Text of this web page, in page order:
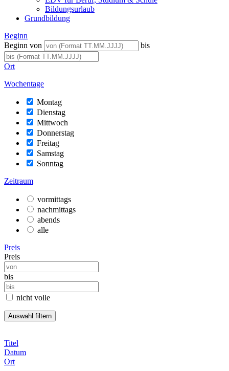
Bildungsurlaub
Grundbildung
Beginn
Beginn von
bis
Ort
Wochentage
Montag
Dienstag
Mittwoch
Donnerstag
Freitag
Samstag
Sonntag
Zeitraum
vormittags
nachmittags
abends
alle
Preis
Preis
bis
nicht volle
Titel
Datum
Ort